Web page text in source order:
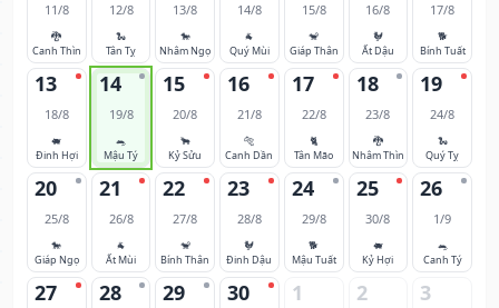
11/8
🐉
Canh Thìn
12/8
🐍
Tân Tỵ
13/8
🐎
Nhâm Ngọ
14/8
🐐
Quý Mùi
15/8
🐒
Giáp Thân
16/8
🐓
Ất Dậu
17/8
🐕
Bính Tuất
13
18/8
🐖
Đinh Hợi
14
19/8
🐀
Mậu Tý
15
20/8
🐂
Kỷ Sửu
16
21/8
🐅
Canh Dần
17
22/8
🐈
Tân Mão
18
23/8
🐉
Nhâm Thìn
19
24/8
🐍
Quý Tỵ
20
25/8
🐎
Giáp Ngọ
21
26/8
🐐
Ất Mùi
22
27/8
🐒
Bính Thân
23
28/8
🐓
Đinh Dậu
24
29/8
🐕
Mậu Tuất
25
30/8
🐖
Kỷ Hợi
26
1/9
🐀
Canh Tý
27 28 29 30 1 2 3